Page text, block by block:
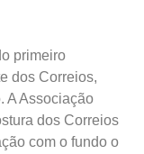
primeiro
dos Correios,
A Associação
dos Correios
com o fundo o